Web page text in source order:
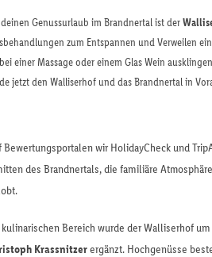
Genussurlaub im Brandnertal ist der
zum Entspannen und Verweilen
einer Massage oder einem Glas Wein
jetzt den Walliserhof und das Brandnertal in
Bewertungsportalen wir HolidayCheck und
des Brandnertals, die familiäre
Bereich wurde der Walliserhof
Krassnitzerergänzt. Hochgenüsse